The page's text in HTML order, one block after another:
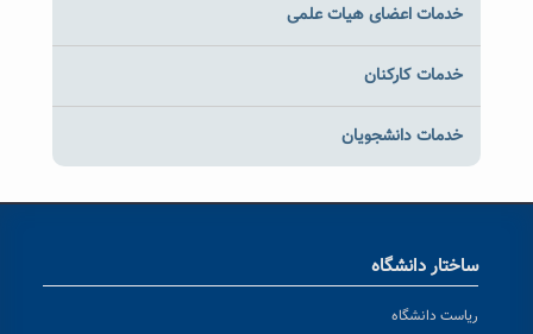
خدمات اعضای هیات علمی
خدمات کارکنان
خدمات دانشجویان
ساختار دانشگاه
ریاست دانشگاه